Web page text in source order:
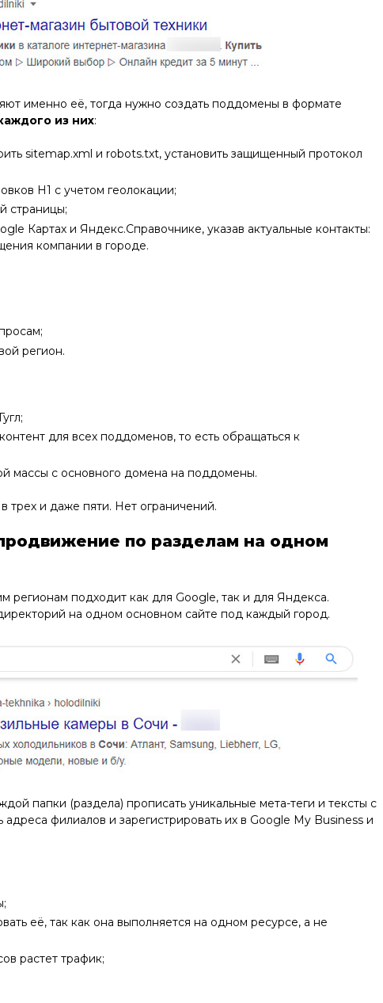
именно её, тогда нужно создать поддомены в формате
из них:
sitemap.xml и robots.txt, установить защищенный протокол
Н1 с учетом геолокации;
страницы;
Картах и Яндекс.Справочнике, указав актуальные контакты:
компании в городе.
регион.
для всех поддоменов, то есть обращаться к
массы с основного домена на поддомены.
трех и даже пяти. Нет ограничений.
по разделам на одном
регионам подходит как для Google, так и для Яндекса.
на одном основном сайте под каждый город.
папки (раздела) прописать уникальные мета-теги и тексты с
филиалов и зарегистрировать их в Google My Business и
её, так как она выполняется на одном ресурсе, а не
растет трафик;